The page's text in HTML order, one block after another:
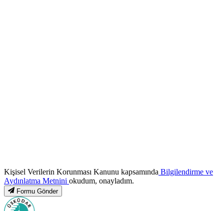
Kişisel Verilerin Korunması Kanunu kapsamında Bilgilendirme ve
Aydınlatma Metnini okudum, onayladım.
Formu Gönder